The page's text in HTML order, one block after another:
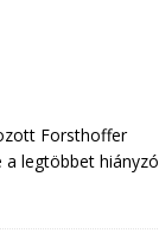
Forsthoffer
a legtöbbet hiányzó